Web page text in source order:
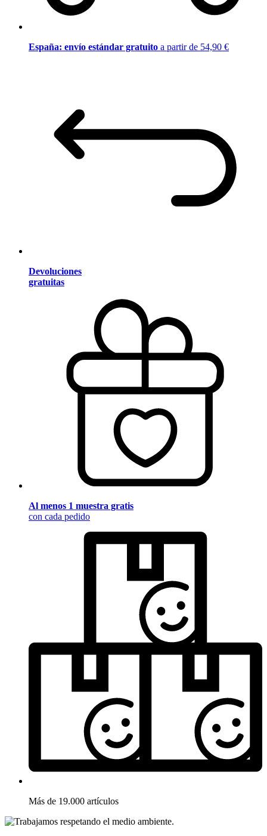
España: envío estándar gratuito a partir de 54,90 €
Devoluciones
gratuitas
Al menos 1 muestra gratis
con cada pedido
Más de 19.000 artículos